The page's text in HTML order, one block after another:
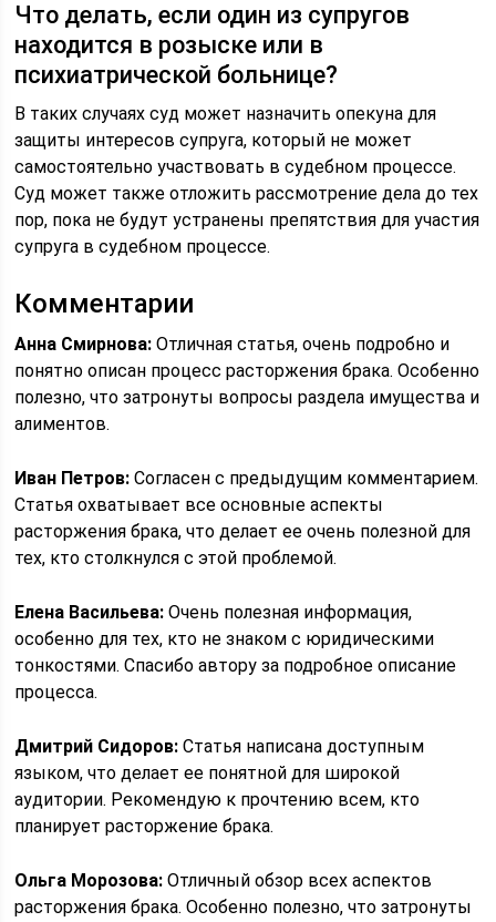
Что делать, если один из супругов
находится в розыске или в
психиатрической больнице?
В таких случаях суд может назначить опекуна для
защиты интересов супруга, который не может
самостоятельно участвовать в судебном процессе.
Суд может также отложить рассмотрение дела до тех
пор, пока не будут устранены препятствия для участия
супруга в судебном процессе.
Комментарии
Анна Смирнова: Отличная статья, очень подробно и
понятно описан процесс расторжения брака. Особенно
полезно, что затронуты вопросы раздела имущества и
алиментов.
Иван Петров: Согласен с предыдущим комментарием.
Статья охватывает все основные аспекты
расторжения брака, что делает ее очень полезной для
тех, кто столкнулся с этой проблемой.
Елена Васильева: Очень полезная информация,
особенно для тех, кто не знаком с юридическими
тонкостями. Спасибо автору за подробное описание
процесса.
Дмитрий Сидоров: Статья написана доступным
языком, что делает ее понятной для широкой
аудитории. Рекомендую к прочтению всем, кто
планирует расторжение брака.
Ольга Морозова: Отличный обзор всех аспектов
расторжения брака. Особенно полезно, что затронуты